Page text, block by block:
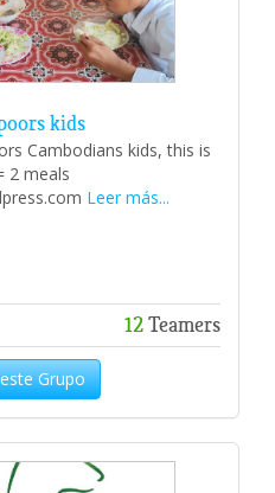
kids
Cambodians kids, this is
2 meals
Leer más...
12Teamers
Grupo